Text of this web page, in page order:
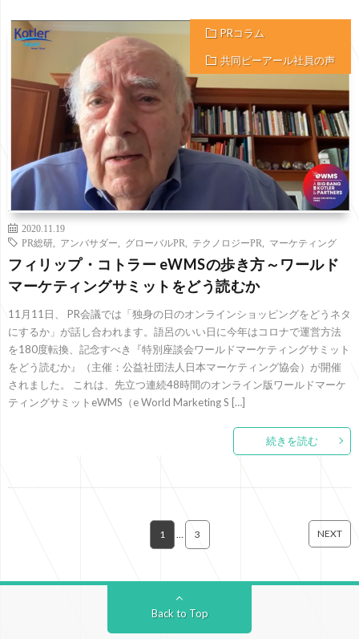
PRコラム
共同ピーアール社員の声
2020.11.19
PR総研
アンバサダー グローバルPR テクノロジーPR マーケティング
フィリップ・コトラー eWMSの歩き方～ワールド
マーケティングサミットをどう読むか
11月11日、 PR会議では「独身の日のオンラインショッピングをどうネタ
にするか」が話し合われます。語呂のいい日に今年はコロナで運営方法
を180度転換、記念すべき『特別座談会ワールドマーケティングサミット
をどう読むか』（主催：公益社団法人日本マーケティング協会）が開催
されました。 これは、先立つ連続48時間のオンライン版ワールドマーケ
ティングサミットeWMS（e World Marketing S […]
続きを読む
1 3 NEXT
Back to Top